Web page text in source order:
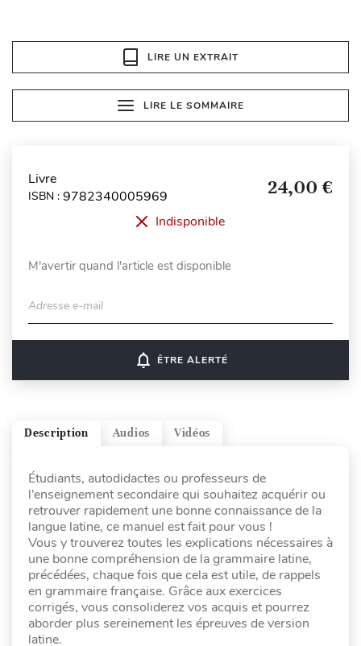
LIRE UN EXTRAIT
LIRE LE SOMMAIRE
Livre
ISBN : 9782340005969 24,00 €
Indisponible
M'avertir quand l'article est disponible
Adresse e-mail
notifications_none ÊTRE ALERTÉ
Vidéos
Audios
Description
Étudiants, autodidactes ou professeurs de
l’enseignement secondaire qui souhaitez acquérir ou
retrouver rapidement une bonne connaissance de la
langue latine, ce manuel est fait pour vous !
Vous y trouverez toutes les explications nécessaires à
une bonne compréhension de la grammaire latine,
précédées, chaque fois que cela est utile, de rappels
en grammaire française. Grâce aux exercices
corrigés, vous consoliderez vos acquis et pourrez
aborder plus sereinement les épreuves de version
latine.